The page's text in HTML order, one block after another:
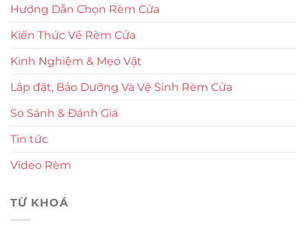
Hướng Dẫn Chọn Rèm Cửa
Kiến Thức Về Rèm Cửa
Kinh Nghiệm & Mẹo Vặt
Lắp đặt, Bảo Dưỡng Và Vệ Sinh Rèm Cửa
So Sánh & Đánh Giá
Tin tức
Video Rèm
TỪ KHOÁ